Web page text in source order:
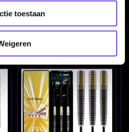
toestaan
Grandslam Legend J.L.
Dartpijlen
€ 34.95